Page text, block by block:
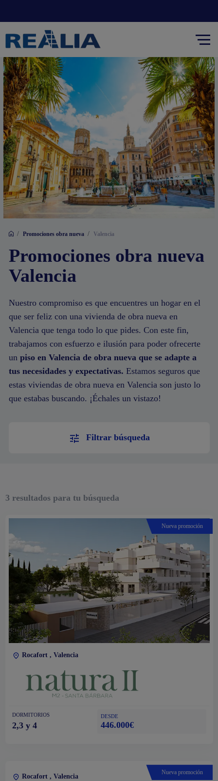
/ Promociones obra nueva / Valencia
Promociones obra nueva
Valencia
Nuestro compromiso es que encuentres un hogar en el
que ser feliz con una vivienda de obra nueva en
Valencia que tenga todo lo que pides. Con este fin,
trabajamos con esfuerzo e ilusión para poder ofrecerte
un piso en Valencia de obra nueva que se adapte a
tus necesidades y expectativas. Estamos seguros que
estas viviendas de obra nueva en Valencia son justo lo
que estabas buscando. ¡Échales un vistazo!
Filtrar búsqueda
3 resultados para tu búsqueda
Nueva promoción
Rocafort , Valencia
DORMITORIOS
2,3 y 4
DESDE
446.000€
Nueva promoción
Rocafort , Valencia